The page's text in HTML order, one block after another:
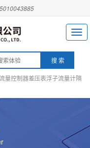
量控制器差压表浮子流量计隔